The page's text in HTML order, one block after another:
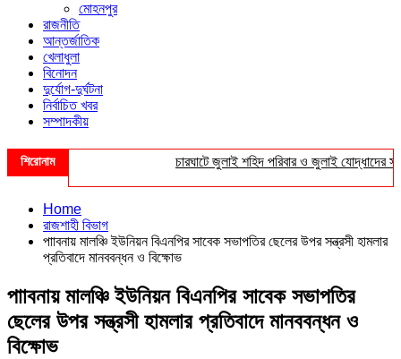
মোহনপুর
রাজনীতি
আন্তর্জাতিক
খেলাধুলা
বিনোদন
দুর্যোগ-দুর্ঘটনা
নির্বাচিত খবর
সম্পাদকীয়
শিরোনাম চারঘাটে জুলাই শহিদ পরিবার ও জুলাই যোদ্ধাদের
Home
রাজশাহী বিভাগ
পাাবনায় মালঞ্চি ইউনিয়ন বিএনপির সাবেক সভাপতির ছেলের উপর সন্ত্রসী হামলার
প্রতিবাদে মানববন্ধন ও বিক্ষোভ
পাাবনায় মালঞ্চি ইউনিয়ন বিএনপির সাবেক সভাপতির
ছেলের উপর সন্ত্রসী হামলার প্রতিবাদে মানববন্ধন ও
বিক্ষোভ